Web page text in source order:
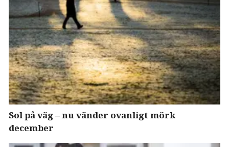
Sol på väg – nu vänder ovanligt mörk
december